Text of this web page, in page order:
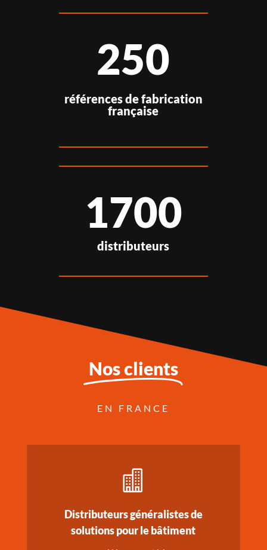
250
références de fabrication
française
1700
distributeurs
Nos clients
EN FRANCE

Distributeurs généralistes de
solutions pour le bâtiment